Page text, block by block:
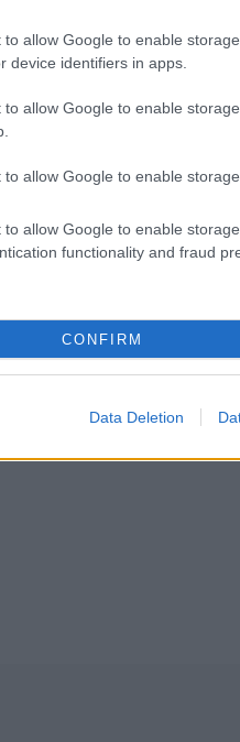
to allow Google to enable
device identifiers in apps.
to allow Google to enable
to allow Google to enable
to allow Google to enable
functionality and fraud
CONFIRM
Data Deletion